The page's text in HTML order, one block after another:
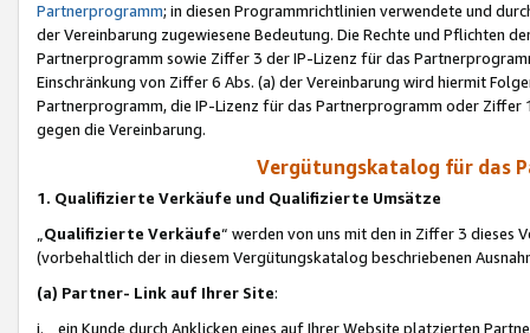
Partnerprogramm; in diesen Programmrichtlinien verwendete und
der Vereinbarung zugewiesene Bedeutung. Die Rechte und Pflichten
Partnerprogramm sowie Ziffer 3 der IP-Lizenz für das
Einschränkung von Ziffer 6 Abs. (a) der Vereinbarung wird hiermit
Partnerprogramm, die IP-Lizenz für das Partnerprogramm oder
gegen die Vereinbarung.
Vergütungskatalog für das
1. Qualifizierte Verkäufe und Qualifizierte Umsätze
Qualifizierte Verkäufe“ werden von uns mit den in Ziffer 3
(vorbehaltlich der in diesem Vergütungskatalog beschriebenen
(a) Partner- Link auf Ihrer Site:
i. ein Kunde durch Anklicken eines auf Ihrer Website platzierten